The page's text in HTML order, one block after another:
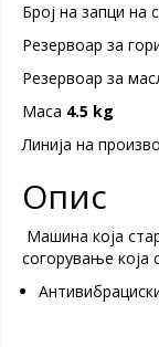
Број на запци на
Резервоар за
Резервоар за
Maсa 4.5 kg
Линија на
Опис
Maшина која
согорување која